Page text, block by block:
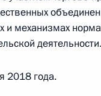
капитала, а
16:00
и механизмах
деятельности.
2018 года.